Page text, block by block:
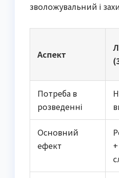
зволожувальний і
Аспект
Потреба в
розведенні
Основний
ефект